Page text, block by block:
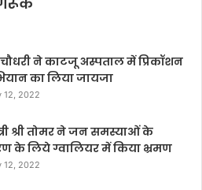
चौधरी ने काटजू अस्पताल में प्रिकॉशन
का लिया जायजा
12, 2022
श्री तोमर ने जन समस्याओं के
के लिये ग्वालियर में किया भ्रमण
12, 2022